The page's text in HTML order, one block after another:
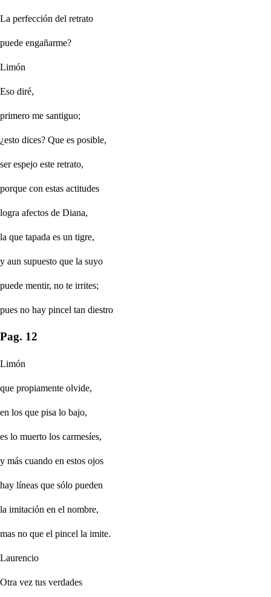
La perfección del retrato
puede engañarme?
Limón
Eso diré,
primero me santiguo;
¿esto dices? Que es posible,
ser espejo este retrato,
porque con estas actitudes
logra afectos de Diana,
la que tapada es un tigre,
y aun supuesto que la suyo
puede mentir, no te irrites;
pues no hay pincel tan diestro
Pag. 12
Limón
que propiamente olvide,
en los que pisa lo bajo,
es lo muerto los carmesíes,
y más cuando en estos ojos
hay líneas que sólo pueden
la imitación en el nombre,
mas no que el pincel la imite.
Laurencio
Otra vez tus verdades